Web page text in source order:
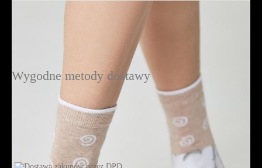
Wygodne metody dostawy